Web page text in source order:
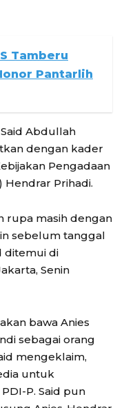
Tamberu
Pantarlih
Abdullah
dengan kader
Pengadaan
Hendrar Prihadi.
rupa masih dengan
sebelum tanggal
ditemui di
Senin
bawa Anies
sebagai orang
mengeklaim,
untuk
P. Said pun